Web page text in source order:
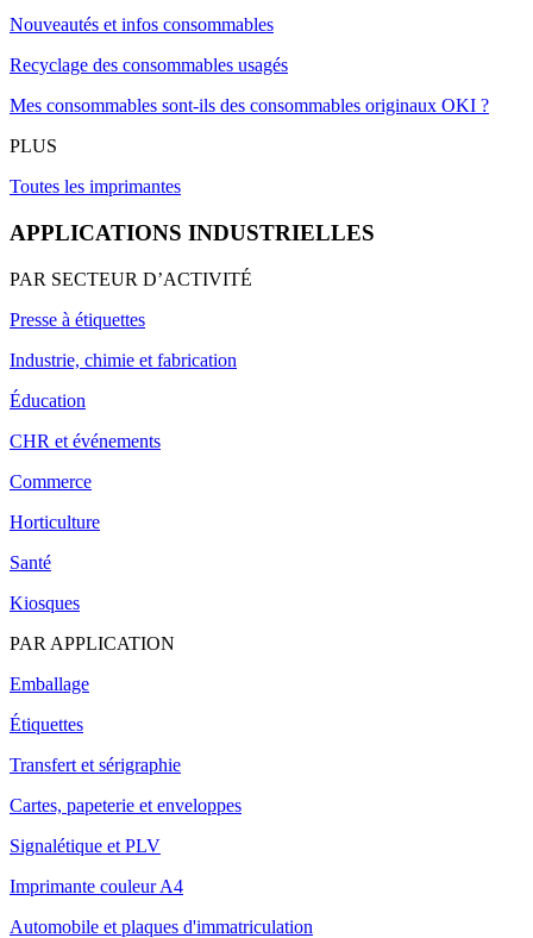
Nouveautés et infos consommables
Recyclage des consommables usagés
Mes consommables sont-ils des consommables originaux OKI ?
PLUS
Toutes les imprimantes
APPLICATIONS INDUSTRIELLES
PAR SECTEUR D’ACTIVITÉ
Presse à étiquettes
Industrie, chimie et fabrication
Éducation
CHR et événements
Commerce
Horticulture
Santé
Kiosques
PAR APPLICATION
Emballage
Étiquettes
Transfert et sérigraphie
Cartes, papeterie et enveloppes
Signalétique et PLV
Imprimante couleur A4
Automobile et plaques d'immatriculation